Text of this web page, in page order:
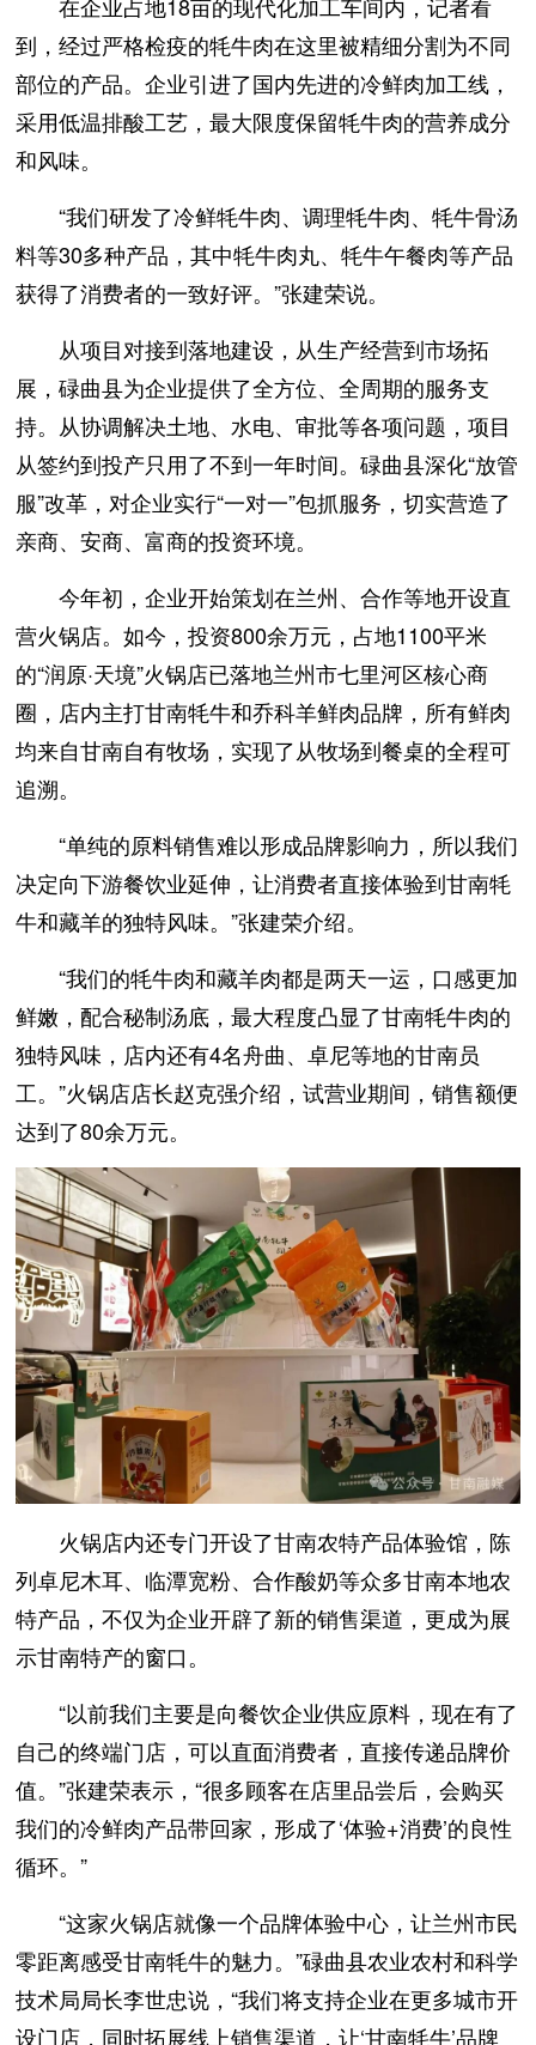
在企业占地18亩的现代化加工车间内，记者看
到，经过严格检疫的牦牛肉在这里被精细分割为不同
部位的产品。企业引进了国内先进的冷鲜肉加工线，
采用低温排酸工艺，最大限度保留牦牛肉的营养成分
和风味。
“我们研发了冷鲜牦牛肉、调理牦牛肉、牦牛骨汤
料等30多种产品，其中牦牛肉丸、牦牛午餐肉等产品
获得了消费者的一致好评。”张建荣说。
从项目对接到落地建设，从生产经营到市场拓
展，碌曲县为企业提供了全方位、全周期的服务支
持。从协调解决土地、水电、审批等各项问题，项目
从签约到投产只用了不到一年时间。碌曲县深化“放管
服”改革，对企业实行“一对一”包抓服务，切实营造了
亲商、安商、富商的投资环境。
今年初，企业开始策划在兰州、合作等地开设直
营火锅店。如今，投资800余万元，占地1100平米
的“润原·天境”火锅店已落地兰州市七里河区核心商
圈，店内主打甘南牦牛和乔科羊鲜肉品牌，所有鲜肉
均来自甘南自有牧场，实现了从牧场到餐桌的全程可
追溯。
“单纯的原料销售难以形成品牌影响力，所以我们
决定向下游餐饮业延伸，让消费者直接体验到甘南牦
牛和藏羊的独特风味。”张建荣介绍。
“我们的牦牛肉和藏羊肉都是两天一运，口感更加
鲜嫩，配合秘制汤底，最大程度凸显了甘南牦牛肉的
独特风味，店内还有4名舟曲、卓尼等地的甘南员
工。”火锅店店长赵克强介绍，试营业期间，销售额便
达到了80余万元。
火锅店内还专门开设了甘南农特产品体验馆，陈
列卓尼木耳、临潭宽粉、合作酸奶等众多甘南本地农
特产品，不仅为企业开辟了新的销售渠道，更成为展
示甘南特产的窗口。
“以前我们主要是向餐饮企业供应原料，现在有了
自己的终端门店，可以直面消费者，直接传递品牌价
值。”张建荣表示，“很多顾客在店里品尝后，会购买
我们的冷鲜肉产品带回家，形成了‘体验+消费’的良性
循环。”
“这家火锅店就像一个品牌体验中心，让兰州市民
零距离感受甘南牦牛的魅力。”碌曲县农业农村和科学
技术局局长李世忠说，“我们将支持企业在更多城市开
设门店，同时拓展线上销售渠道，让‘甘南牦牛’品牌